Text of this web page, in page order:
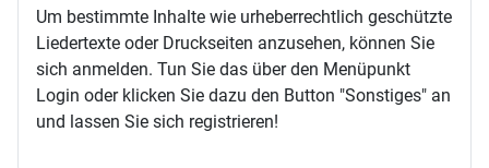
Um bestimmte Inhalte wie urheberrechtlich geschützte
Liedertexte oder Druckseiten anzusehen, können Sie
sich anmelden. Tun Sie das über den Menüpunkt
Login oder klicken Sie dazu den Button "Sonstiges" an
und lassen Sie sich registrieren!